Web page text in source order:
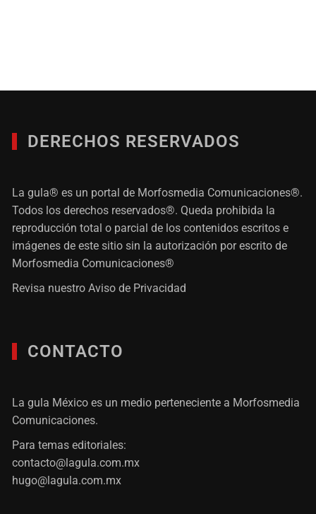
DERECHOS RESERVADOS
La gula® es un portal de Morfosmedia Comunicaciones®.
Todos los derechos reservados®. Queda prohibida la
reproducción total o parcial de los contenidos escritos e
imágenes de este sitio sin la autorización por escrito de
Morfosmedia Comunicaciones®
Revisa nuestroAviso de Privacidad
CONTACTO
La gula México es un medio perteneciente a Morfosmedia
Comunicaciones.
Para temas editoriales:
contacto@lagula.com.mx
hugo@lagula.com.mx